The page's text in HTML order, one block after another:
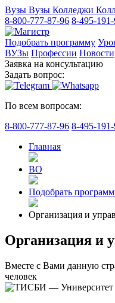
Вузы Вузы Колледжи
8-800-777-87-96 8-495-191-
Подобрать программу
ВУЗы Профессии Новости
Заявка на консультацию
Задать вопрос:
По всем вопросам:
8-800-777-87-96 8-495-191-
Главная
ВО
Подобрать
Организация и
Организация и
Вместе с Вами данную
человек